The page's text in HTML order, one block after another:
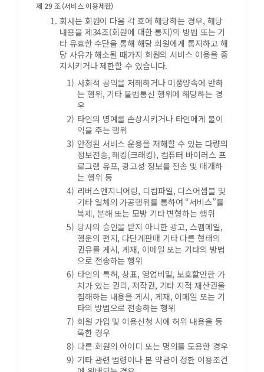
제 29 조 (서비스 이용제한)
회사는 회원이 다음 각 호에 해당하는 경우, 해당
내용을 제34조(회원에 대한 통지)의 방법 또는 기
타 유효한 수단을 통해 해당 회원에게 통지하고 해
당 사유가 해소될 때가지 회원의 서비스 이용을 중
지시키거나 제한할 수 있습니다.
사회적 공익을 저해하거나 미풍양속에 반하
는 행위, 기타 불법통신 행위에 해당하는 경
우
타인의 명예를 손상시키거나 타인에게 불이
익을 주는 행위
안정된 서비스 운용을 저해할 수 있는 다량의
정보전송, 해킹(크래킹), 컴퓨터 바이러스 프
로그램 유포, 광고성 정보를 전송 및 매개하
는 행위 등
리버스엔지니어링, 디컴파일, 디스어셈블 및
기타 일체의 가공행위를 통하여 “서비스”를
복제, 분해 또는 모방 기타 변형하는 행위
당사의 승인을 받지 아니한 광고, 스팸메일,
행운의 편지, 다단계판매 기타 다른 형태의
권유를 게시, 게재, 이메일 또는 기타의 방법
으로 전송하는 행위
타인의 특허, 상표, 영업비밀, 보호할만한 가
치가 있는 권리, 저작권, 기타 지적 재산권을
침해하는 내용을 게시, 게재, 이메일 또는 기
타의 방법으로 전송하는 행위
회원 가입 및 이용신청 시에 허위 내용을 등
록한 경우
다른 회원의 아이디 또는 명의를 도용한 경우
기타 관련 법령이나 본 약관이 정한 이용조건